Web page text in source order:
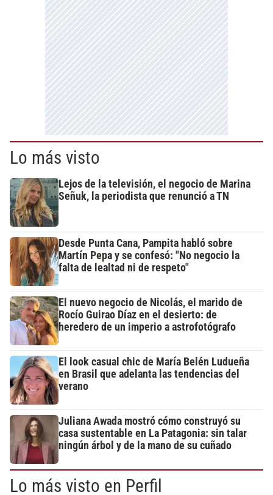
Lo más visto
Lejos de la televisión, el negocio de Marina
Señuk, la periodista que renunció a TN
Desde Punta Cana, Pampita habló sobre
Martín Pepa y se confesó: "No negocio la
falta de lealtad ni de respeto"
El nuevo negocio de Nicolás, el marido de
Rocío Guirao Díaz en el desierto: de
heredero de un imperio a astrofotógrafo
El look casual chic de María Belén Ludueña
en Brasil que adelanta las tendencias del
verano
Juliana Awada mostró cómo construyó su
casa sustentable en La Patagonia: sin talar
ningún árbol y de la mano de su cuñado
Lo más visto en Perfil